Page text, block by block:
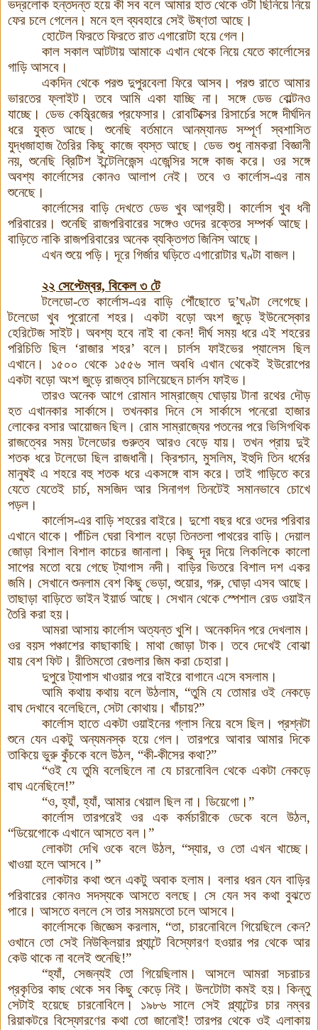
ভদ্রলোক হন্তদন্ত হয়ে কী সব বলে আমার হাত থেকে ওটা ছিনিয়ে নিয়ে
ফের চলে গেলেন। মনে হল ব্যবহারে সেই উষ্ণতা আছে।
হোটেল ফিরতে ফিরতে রাত এগারোটা হয়ে গেল ।
কাল সকাল আটটায় আমাকে এখান থেকে নিয়ে যেতে কার্লোসের
গাড়ি আসবে।
একদিন থেকে পরশু দুপুরবেলা ফিরে আসব। পরশু রাতে আমার
ভারতের ফ্লাইট। তবে আমি একা যাচ্ছি না। সঙ্গে ডেভ বোল্টনও
যাচ্ছে। ডেভ কেম্ব্রিজের প্রফেসার। রোবটিক্সের রিসার্চের সঙ্গে দীর্ঘদিন
ধরে যুক্ত আছে। শুনেছি বর্তমানে আনম্যানড সম্পূর্ণ স্বশাসিত
যুদ্ধজাহাজ তৈরির কিছু কাজে ব্যস্ত আছে। ডেভ শুধু নামকরা বিজ্ঞানী
নয়, শুনেছি ব্রিটিশ ইন্টেলিজেন্স এজেন্সির সঙ্গে কাজ করে। ওর সঙ্গে
অবশ্য কার্লোসের কোনও আলাপ নেই। তবে ও কার্লোস-এর নাম
শুনেছে।
কার্লোসের বাড়ি দেখতে ডেভ খুব আগ্রহী। কার্লোস খুব ধনী
পরিবারের। শুনেছি রাজপরিবারের সঙ্গেও ওদের রক্তের সম্পর্ক আছে ।
বাড়িতে নাকি রাজপরিবারের অনেক ব্যক্তিগত জিনিস আছে।
এখন শুয়ে পড়ি। দূরে গির্জার ঘড়িতে এগারোটার ঘণ্টা বাজল ।
২২ সেপ্টেম্বর, বিকেল ৩ টে
টলেডো-তে কার্লোস-এর বাড়ি পৌঁছোতে দু’ঘণ্টা লেগেছে।
টলেডো খুব পুরোনো শহর। একটা বড়ো অংশ জুড়ে ইউনেস্কোর
হেরিটেজ সাইট। অবশ্য হবে নাই বা কেন! দীর্ঘ সময় ধরে এই শহরের
পরিচিতি ছিল ‘রাজার শহর’ বলে। চার্লস ফাইভের প্যালেস ছিল
এখানে। ১৫০০ থেকে ১৫৫৬ সাল অবধি এখান থেকেই ইউরোপের
একটা বড়ো অংশ জুড়ে রাজত্ব চালিয়েছেন চার্লস ফাইভ।
তারও অনেক আগে রোমান সাম্রাজ্যে ঘোড়ায় টানা রথের দৌড়
হত এখানকার সার্কাসে। তখনকার দিনে সে সার্কাসে পনেরো হাজার
লোকের বসার আয়োজন ছিল। রোম সাম্রাজ্যের পতনের পরে ভিসিগথিক
রাজত্বের সময় টলেডোর গুরুত্ব আরও বেড়ে যায়। তখন প্রায় দুই
শতক ধরে টলেডো ছিল রাজধানী। ক্রিশ্চান, মুসলিম, ইহুদি তিন ধর্মের
মানুষই এ শহরে বহু শতক ধরে একসঙ্গে বাস করে।তাই গাড়িতে করে
যেতে যেতেই চার্চ, মসজিদ আর সিনাগগ তিনটেই সমানভাবে চোখে
পড়ল ।
কার্লোস-এর বাড়ি শহরের বাইরে। দুশো বছর ধরে ওদের পরিবার
এখানে থাকে। পাঁচিল ঘেরা বিশাল বড়ো তিনতলা পাথরের বাড়ি।দেয়াল
জোড়া বিশাল বিশাল কাচের জানালা। কিছু দূর দিয়ে লিকলিকে কালো
সাপের মতো বয়ে গেছে ট্যাগাস নদী। বাড়ির ভিতরে বিশাল দশ একর
জমি। সেখানে শুনলাম বেশ কিছু ভেড়া, শুয়োর, গরু, ঘোড়া এসব আছে।
তাছাড়া বাড়িতে ভাইন ইয়ার্ড আছে। সেখান থেকে স্পেশাল রেড ওয়াইন
তৈরি করা হয়।
আমরা আসায় কার্লোস অত্যন্ত খুশি । অনেকদিন পরে দেখলাম।
ওর বয়স পঞ্চাশের কাছাকাছি । মাথা জোড়া টাক। তবে দেখেই বোঝা
যায় বেশ ফিট। রীতিমতো রেগুলার জিম করা চেহারা।
দুপুরে ট্যাপাস খাওয়ার পরে বাইরে বাগানে এসে বসলাম।
আমি কথায় কথায় বলে উঠলাম, “তুমি যে তোমার ওই নেকড়ে
বাঘ দেখাবে বলেছিলে, সেটা কোথায়। খাঁচায়?”
কার্লোসহাতে একটা ওয়াইনের গ্লাস নিয়ে বসে ছিল। প্রশ্নটা
শুনে যেন একটু অন্যমনস্ক হয়ে গেল ।
তারপরে আবার আমার দিকে
তাকিয়ে ভুরু কুঁচকে বলে উঠল, “কী-কীসের কথা?”
“ওই যে তুমি বলেছিলে না যে চারনোবিল থেকে একটা নেকড়ে
বাঘ এনেছিলে!”
“ও, হ্যাঁ, হ্যাঁ, আমার খেয়াল ছিল না। ডিয়েগো ।”
কার্লোস তারপরেই ওর এক কর্মচারীকে ডেকে বলে উঠল,
“ডিয়েগোকে এখানে আসতে বল ।”
লোকটা দেখি ওকে বলে উঠল, “স্যার, ও তো এখন খাচ্ছে।
খাওয়া হলে আসবে ।”
লোকটার কথা শুনে একটু অবাক হলাম। বলার ধরন যেন বাড়ির
পরিবারের কোনও সদস্যকে আসতে বলছে। সে যেন সব কথা বুঝতে
পারে। আসতে বললে সে তার সময়মতো চলে আসবে।
কার্লোসকে জিজ্ঞেস করলাম, “তা, চারনোবিলে গিয়েছিলে কেন?
ওখানে তো সেই নিউক্লিয়ার প্ল্যান্টে বিস্ফোরণ হওয়ার পর থেকে আর
কেউ থাকে না বলেই শুনেছি!”
“হ্যাঁ, সেজন্যই তো গিয়েছিলাম । আসলে আমরা সচরাচর
প্রকৃতির কাছ থেকে সব কিছু কেড়ে নিই। উলটোটা কমই হয়। কিন্তু
সেটাই হয়েছে চারনোবিলে। ১৯৮৬ সালে সেই প্ল্যান্টের চার নম্বর
রিয়াকটরে বিস্ফোরণের কথা তো জানোই! তারপর থেকে ওই এলাকায়